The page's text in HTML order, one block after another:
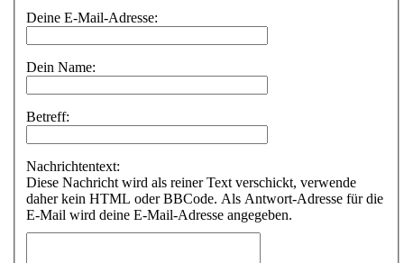
Deine E-Mail-Adresse:
Dein Name:
Betreff:
Nachrichtentext:
Diese Nachricht wird als reiner Text verschickt, verwende
daher kein HTML oder BBCode. Als Antwort-Adresse für die
E-Mail wird deine E-Mail-Adresse angegeben.